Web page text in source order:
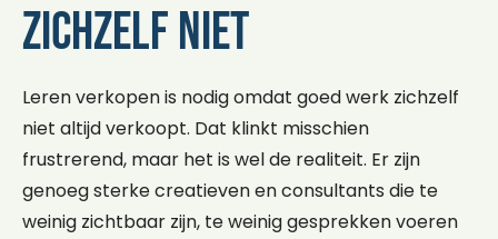
zichzelf niet
Leren verkopen is nodig omdat goed werk zichzelf
niet altijd verkoopt. Dat klinkt misschien
frustrerend, maar het is wel de realiteit. Er zijn
genoeg sterke creatieven en consultants die te
weinig zichtbaar zijn, te weinig gesprekken voeren